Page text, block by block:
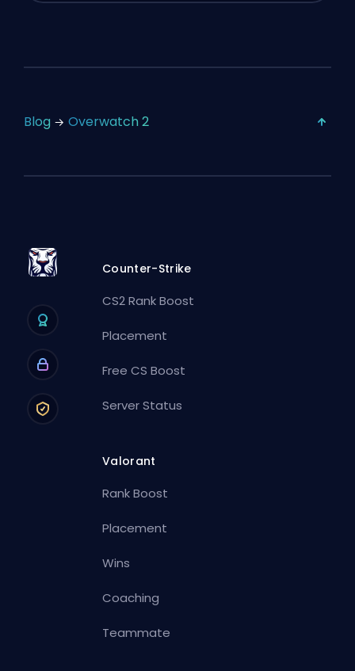
Blog Overwatch 2
Counter-Strike
CS2 Rank Boost
Placement
Free CS Boost
Server Status
Valorant
Rank Boost
Placement
Wins
Coaching
Teammate